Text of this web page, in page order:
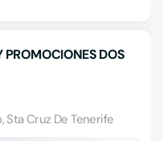
PROMOCIONES DOS
Sta Cruz De Tenerife